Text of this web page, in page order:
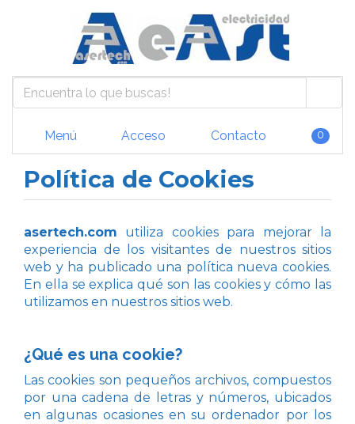
Menú Acceso Contacto 0
Política de Cookies
asertech.com utiliza cookies para mejorar la
experiencia de los visitantes de nuestros sitios
web y ha publicado una política nueva cookies.
En ella se explica qué son las cookies y cómo las
utilizamos en nuestros sitios web.
¿Qué es una cookie?
Las cookies son pequeños archivos, compuestos
por una cadena de letras y números, ubicados
en algunas ocasiones en su ordenador por los